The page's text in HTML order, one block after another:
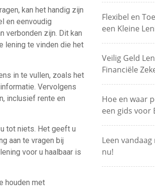
kan het handig zijn
en eenvoudig
verbonden zijn. Dit kan
lening te vinden die het
in te vullen, zoals het
Vervolgens
inclusief rente en
tot niets. Het geeft u
aan te vragen bij
voor u haalbaar is
houden met
Flexibel en
een Kleine
Veilig Geld
Financiële
Hoe en waar
een gids voor
Leen
nu!